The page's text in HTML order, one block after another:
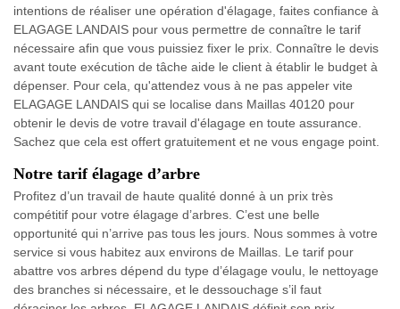
intentions de réaliser une opération d'élagage, faites confiance à
ELAGAGE LANDAIS pour vous permettre de connaître le tarif
nécessaire afin que vous puissiez fixer le prix. Connaître le devis
avant toute exécution de tâche aide le client à établir le budget à
dépenser. Pour cela, qu'attendez vous à ne pas appeler vite
ELAGAGE LANDAIS qui se localise dans Maillas 40120 pour
obtenir le devis de votre travail d'élagage en toute assurance.
Sachez que cela est offert gratuitement et ne vous engage point.
Notre tarif élagage d’arbre
Profitez d’un travail de haute qualité donné à un prix très
compétitif pour votre élagage d’arbres. C’est une belle
opportunité qui n’arrive pas tous les jours. Nous sommes à votre
service si vous habitez aux environs de Maillas. Le tarif pour
abattre vos arbres dépend du type d’élagage voulu, le nettoyage
des branches si nécessaire, et le dessouchage s’il faut